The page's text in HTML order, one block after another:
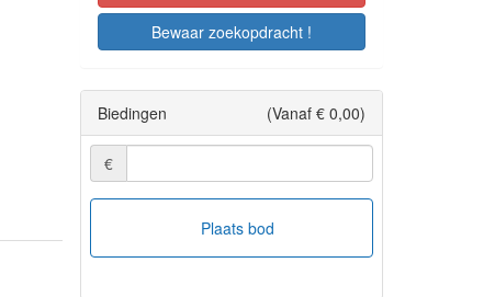
Bewaar zoekopdracht !
Biedingen (Vanaf € 0,00)
€
Plaats bod